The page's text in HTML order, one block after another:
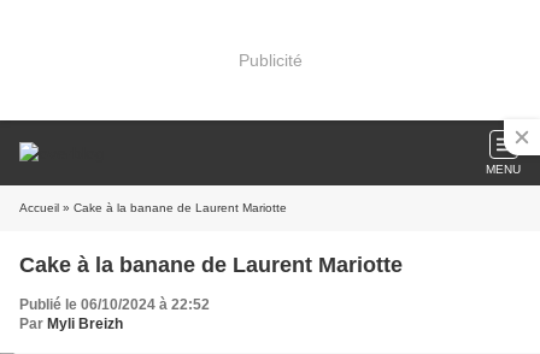
Publicité
MENU
Accueil » Cake à la banane de Laurent Mariotte
Cake à la banane de Laurent Mariotte
Publié le 06/10/2024 à 22:52
Par Myli Breizh